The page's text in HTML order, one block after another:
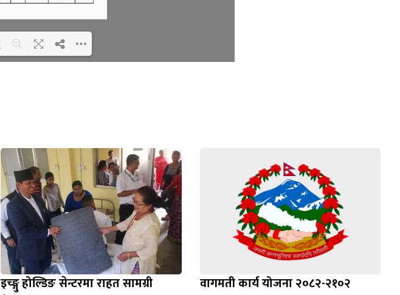
इच्ङ्गु होल्डिङ सेन्टरमा राहत सामग्री
वागमती कार्य योजना २०८२-२१०२